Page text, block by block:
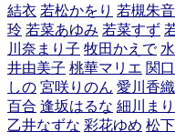
結衣 若松かをり 若槻朱音
玲 若菜あゆみ 若菜すず
川奈まり子 牧田かえで
井由美子 桃華マリエ 関
しの 宮咲りのん 愛川香織
百合 逢坂はるな 細川まり
乙井なずな 彩花ゆめ 松